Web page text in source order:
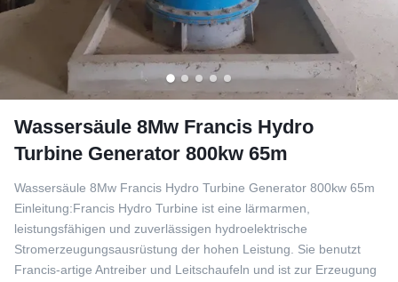
Wassersäule 8Mw Francis Hydro
Turbine Generator 800kw 65m
Wassersäule 8Mw Francis Hydro Turbine Generator 800kw 65m
Einleitung:Francis Hydro Turbine ist eine lärmarmen,
leistungsfähigen und zuverlässigen hydroelektrische
Stromerzeugungsausrüstung der hohen Leistung. Sie benutzt
Francis-artige Antreiber und Leitschaufeln und ist zur Erzeugung